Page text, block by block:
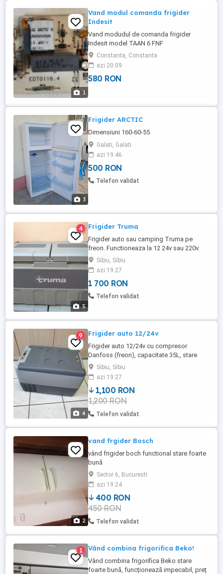
1
Vand modul comanda frigider
Indesit
Vand modudul de comanda frigider
Indesit model TAAN 6 FNF
Constanta, Constanta
azi 20:09
580 RON
3
Frigider ARCTIC
Dimensiuni 160-60-55
Galati, Galati
azi 19:46
500 RON
Telefon validat
5
4 Frigider Truma
Frigider auto sau camping Truma pe
freon. Functioneaza la 12 24v sau 220v.
Capacitati intre 36L, 44L, 60L, 69L, 73L si
96L. Temperatura minima -22grd.
Posibilitate conectare bluetooth. Stare
foarte buna de functionare. Ptr pret in
functie de marime.
Sibiu, Sibiu
azi 19:27
1 700 RON
Telefon validat
4
9 Frigider auto 12/24v
Frigider auto 12/24v cu compresor
Danfoss (freon), capacitate 35L, stare
foarte buna de functionare. Temperatura
minima -10 grade.
Sibiu, Sibiu
azi 19:27
1,100 RON
1,200 RON
Telefon validat
2
vand frgider Bosch
vând frigider boch functional stare foarte
bună
Sector 6, Bucuresti
azi 19:24
400 RON
450 RON
Telefon validat
1 Vând combina frigorifica Beko!
Vând combina frigorifica Beko stare
foarte bună, funcționează impecabil, preț